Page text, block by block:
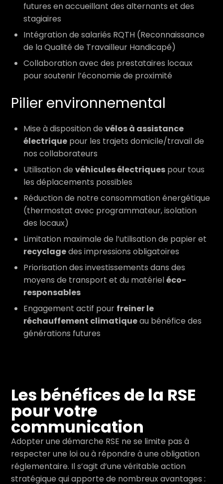
futures en accueillant des alternants et des
stagiaires
Intégration de salariés RQTH (Reconnaissance
de la Qualité de Travailleur Handicapé)
Collaboration avec des prestataires locaux
pour soutenir l’économie de proximité
Pilier environnemental
Mise à disposition de vélos à assistance
électrique pour les trajets domicile/travail de
nos collaborateurs
Utilisation de véhicules électriques pour tous
les déplacements possibles
Réduction de notre consommation énergétique
(thermostat avec programmateur, isolation
des locaux)
Limitation maximale de l’utilisation de papier et
recyclagedes impressions obligatoires
Priorisation des investissements dans des
moyens de transport et du matérieléco-
responsables
Engagement actif pour freiner le
réchauffement climatiqueau bénéfice des
générations futures
Les bénéfices de la RSE
pour votre
communication
Adopter une démarche RSE ne se limite pas à
respecter une loi ou à répondre à une obligation
réglementaire. Il s’agit d’une véritable action
stratégique qui apporte de nombreux avantages :